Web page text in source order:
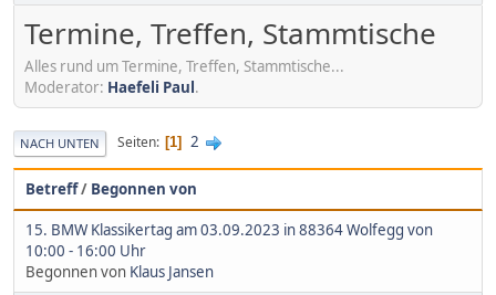
Termine, Treffen, Stammtische
Alles rund um Termine, Treffen, Stammtische...
Moderator: Haefeli Paul.
NACH UNTEN Seiten 1 2
Betreff/ Begonnen von
15. BMW Klassikertag am 03.09.2023 in 88364 Wolfegg von
10:00 - 16:00 Uhr
Begonnen von Klaus Jansen